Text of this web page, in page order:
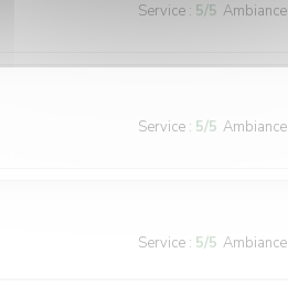
Service : 5/5 Ambiance
Service : 5/5 Ambiance
Service : 5/5 Ambiance